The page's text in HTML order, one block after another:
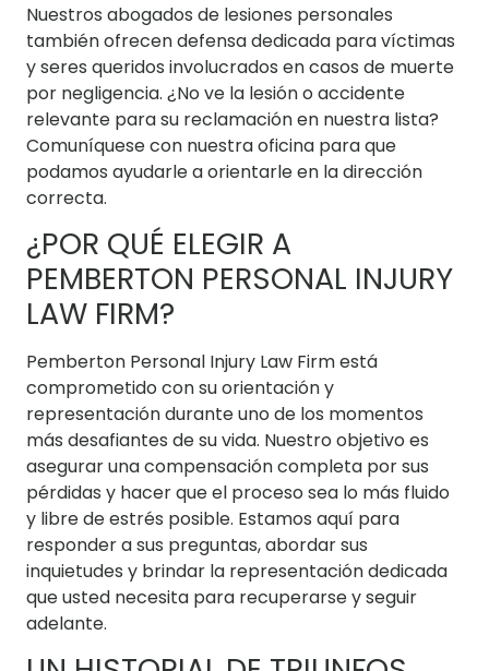
Nuestros abogados de lesiones personales
también ofrecen defensa dedicada para víctimas
y seres queridos involucrados en casos de muerte
por negligencia. ¿No ve la lesión o accidente
relevante para su reclamación en nuestra lista?
Comuníquese con nuestra oficina para que
podamos ayudarle a orientarle en la dirección
correcta.
¿POR QUÉ ELEGIR A
PEMBERTON PERSONAL INJURY
LAW FIRM?
Pemberton Personal Injury Law Firm está
comprometido con su orientación y
representación durante uno de los momentos
más desafiantes de su vida. Nuestro objetivo es
asegurar una compensación completa por sus
pérdidas y hacer que el proceso sea lo más fluido
y libre de estrés posible. Estamos aquí para
responder a sus preguntas, abordar sus
inquietudes y brindar la representación dedicada
que usted necesita para recuperarse y seguir
adelante.